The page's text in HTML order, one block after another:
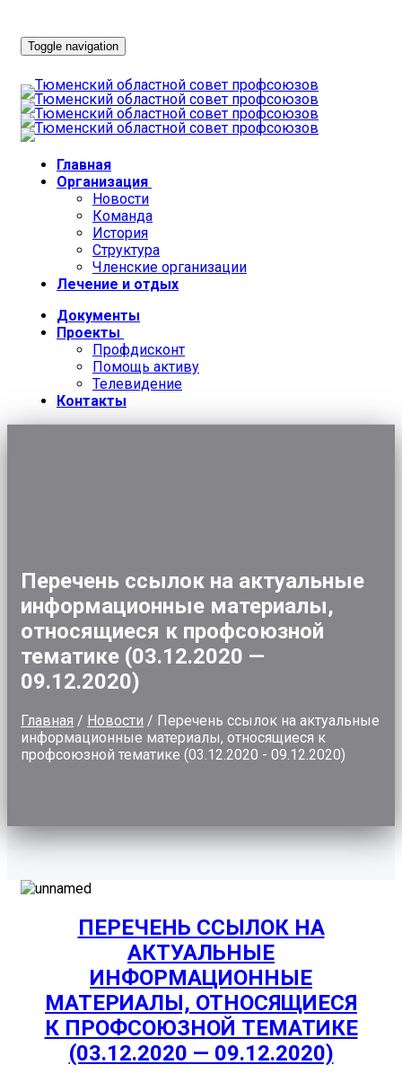
Toggle navigation
Главная
Организация
Новости
Команда
История
Структура
Членские организации
Лечение и отдых
Документы
Проекты
Профдисконт
Помощь активу
Телевидение
Контакты
Перечень ссылок на актуальные
информационные материалы,
относящиеся к профсоюзной
тематике (03.12.2020 —
09.12.2020)
Главная / Новости / Перечень ссылок на актуальные
информационные материалы, относящиеся к
профсоюзной тематике (03.12.2020 - 09.12.2020)
ПЕРЕЧЕНЬ ССЫЛОК НА
АКТУАЛЬНЫЕ
ИНФОРМАЦИОННЫЕ
МАТЕРИАЛЫ, ОТНОСЯЩИЕСЯ
К ПРОФСОЮЗНОЙ ТЕМАТИКЕ
(03.12.2020 — 09.12.2020)